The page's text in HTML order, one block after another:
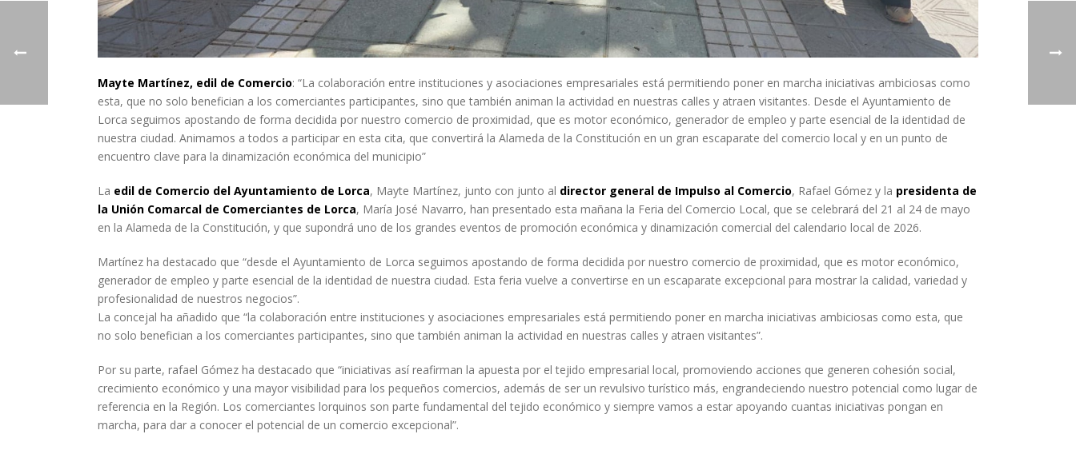
Mayte Martínez, edil de Comercio: “La colaboración entre instituciones y asociaciones empresariales está permitiendo poner en marcha iniciativas ambiciosas como
esta, que no solo benefician a los comerciantes participantes, sino que también animan la actividad en nuestras calles y atraen visitantes. Desde el Ayuntamiento de
Lorca seguimos apostando de forma decidida por nuestro comercio de proximidad, que es motor económico, generador de empleo y parte esencial de la identidad de
nuestra ciudad. Animamos a todos a participar en esta cita, que convertirá la Alameda de la Constitución en un gran escaparate del comercio local y en un punto de
encuentro clave para la dinamización económica del municipio”
La edil de Comercio del Ayuntamiento de Lorca, Mayte Martínez, junto con junto al director general de Impulso al Comercio, Rafael Gómez y la presidenta de
la Unión Comarcal de Comerciantes de Lorca, María José Navarro, han presentado esta mañana la Feria del Comercio Local, que se celebrará del 21 al 24 de mayo
en la Alameda de la Constitución, y que supondrá uno de los grandes eventos de promoción económica y dinamización comercial del calendario local de 2026.
Martínez ha destacado que “desde el Ayuntamiento de Lorca seguimos apostando de forma decidida por nuestro comercio de proximidad, que es motor económico,
generador de empleo y parte esencial de la identidad de nuestra ciudad. Esta feria vuelve a convertirse en un escaparate excepcional para mostrar la calidad, variedad y
profesionalidad de nuestros negocios”.
La concejal ha añadido que “la colaboración entre instituciones y asociaciones empresariales está permitiendo poner en marcha iniciativas ambiciosas como esta, que
no solo benefician a los comerciantes participantes, sino que también animan la actividad en nuestras calles y atraen visitantes”.
Por su parte, rafael Gómez ha destacado que “iniciativas así reafirman la apuesta por el tejido empresarial local, promoviendo acciones que generen cohesión social,
crecimiento económico y una mayor visibilidad para los pequeños comercios, además de ser un revulsivo turístico más, engrandeciendo nuestro potencial como lugar de
referencia en la Región. Los comerciantes lorquinos son parte fundamental del tejido económico y siempre vamos a estar apoyando cuantas iniciativas pongan en
marcha, para dar a conocer el potencial de un comercio excepcional”.